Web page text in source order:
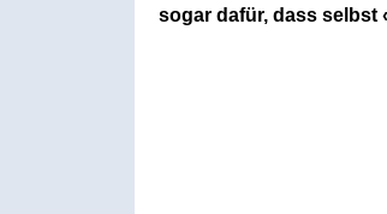
sogar dafür, dass selbst